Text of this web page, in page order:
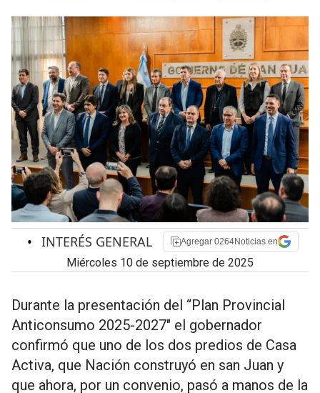
• INTERÉS GENERAL Agregar 0264Noticias en
miércoles 10 de septiembre de 2025
Durante la presentación del “Plan Provincial
Anticonsumo 2025-2027" el gobernador
confirmó que uno de los dos predios de Casa
Activa, que Nación construyó en san Juan y
que ahora, por un convenio, pasó a manos de la